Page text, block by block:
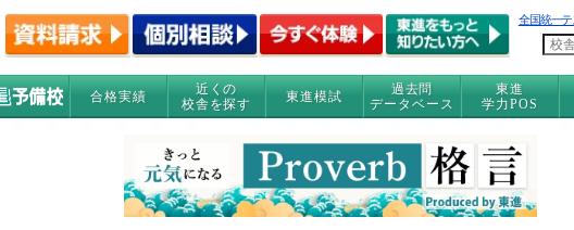
全国統一
合格実績
近くの
校舎を探す
東進模試
過去問
データベース
東進
学力POS